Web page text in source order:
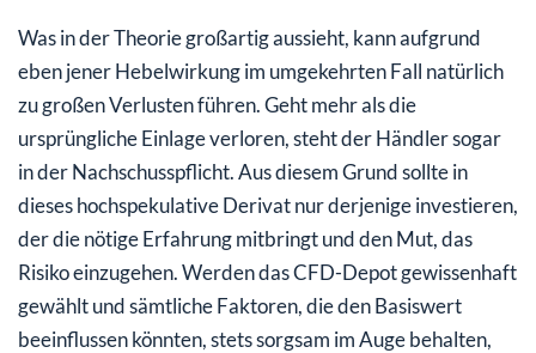
Was in der Theorie großartig aussieht, kann aufgrund
eben jener Hebelwirkung im umgekehrten Fall natürlich
zu großen Verlusten führen. Geht mehr als die
ursprüngliche Einlage verloren, steht der Händler sogar
in der Nachschusspflicht. Aus diesem Grund sollte in
dieses hochspekulative Derivat nur derjenige investieren,
der die nötige Erfahrung mitbringt und den Mut, das
Risiko einzugehen. Werden das CFD-Depot gewissenhaft
gewählt und sämtliche Faktoren, die den Basiswert
beeinflussen könnten, stets sorgsam im Auge behalten,